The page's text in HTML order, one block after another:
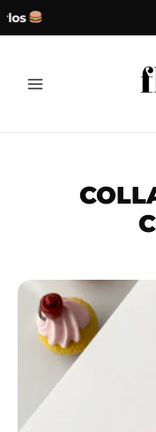
contenido